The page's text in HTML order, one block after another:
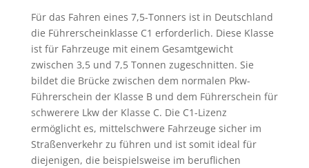
Für das Fahren eines 7,5-Tonners ist in Deutschland
die Führerscheinklasse C1 erforderlich. Diese Klasse
ist für Fahrzeuge mit einem Gesamtgewicht
zwischen 3,5 und 7,5 Tonnen zugeschnitten. Sie
bildet die Brücke zwischen dem normalen Pkw-
Führerschein der Klasse B und dem Führerschein für
schwerere Lkw der Klasse C. Die C1-Lizenz
ermöglicht es, mittelschwere Fahrzeuge sicher im
Straßenverkehr zu führen und ist somit ideal für
diejenigen, die beispielsweise im beruflichen